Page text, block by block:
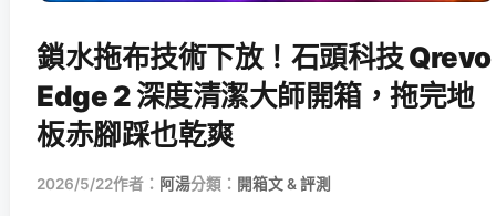
鎖水拖布技術下放！石頭科技 Qrevo
Edge 2 深度清潔大師開箱，拖完地
板赤腳踩也乾爽
2026/5/22作者： 阿湯分類： 開箱文 & 評測